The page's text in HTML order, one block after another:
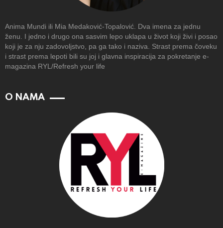
Anima Mundi ili Mia Medaković-Topalović. Dva imena za jednu
ženu. I jedno i drugo ona sasvim lepo uklapa u život koji živi i posao
koji je za nju zadovoljstvo, pa ga tako i naziva. Strast prema čoveku
i strast prema lepoti bili su joj i glavna inspiracija za pokretanje e-
magazina RYL/Refresh your life
O NAMA